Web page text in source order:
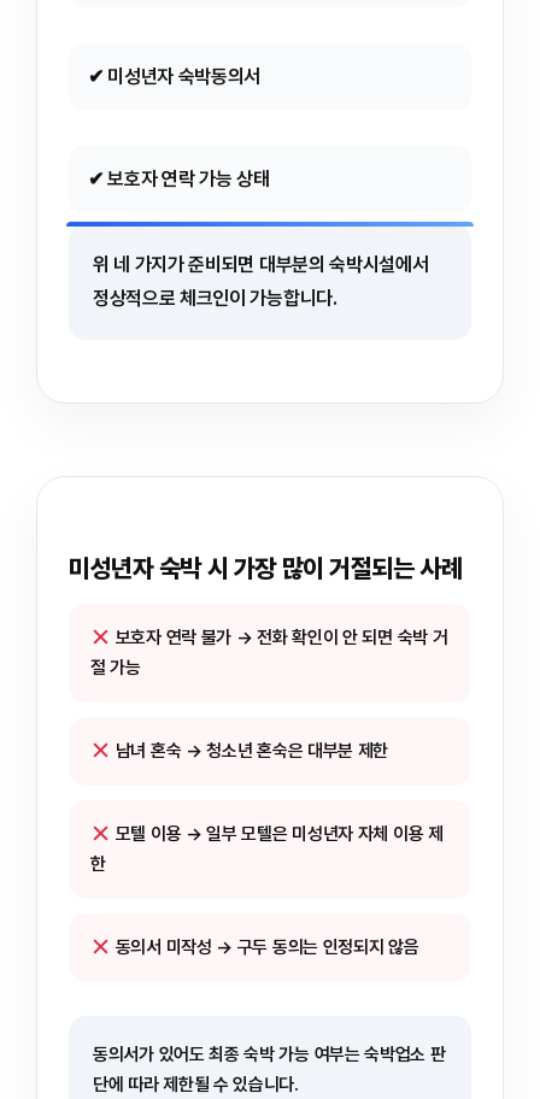
✔ 미성년자 숙박동의서
✔ 보호자 연락 가능 상태
위 네 가지가 준비되면 대부분의 숙박시설에서
정상적으로 체크인이 가능합니다.
미성년자 숙박 시 가장 많이 거절되는 사례
보호자 연락 불가 → 전화 확인이 안 되면 숙박 거
절 가능
남녀 혼숙 → 청소년 혼숙은 대부분 제한
모텔 이용 → 일부 모텔은 미성년자 자체 이용 제
한
동의서 미작성 → 구두 동의는 인정되지 않음
동의서가 있어도 최종 숙박 가능 여부는 숙박업소 판
단에 따라 제한될 수 있습니다.